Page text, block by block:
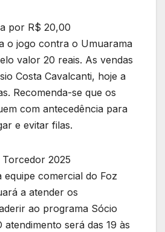
por R$ 20,00
o jogo contra o Umuarama
valor 20 reais. As vendas
Costa Cavalcanti, hoje a
Recomenda-se que os
com antecedência para
e evitar filas.
2025
equipe comercial do Foz
a atender os
ao programa Sócio
atendimento será das 19 às